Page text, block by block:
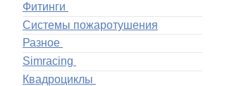
Фитинги
Системы пожаротушения
Разное
Simracing
Квадроциклы